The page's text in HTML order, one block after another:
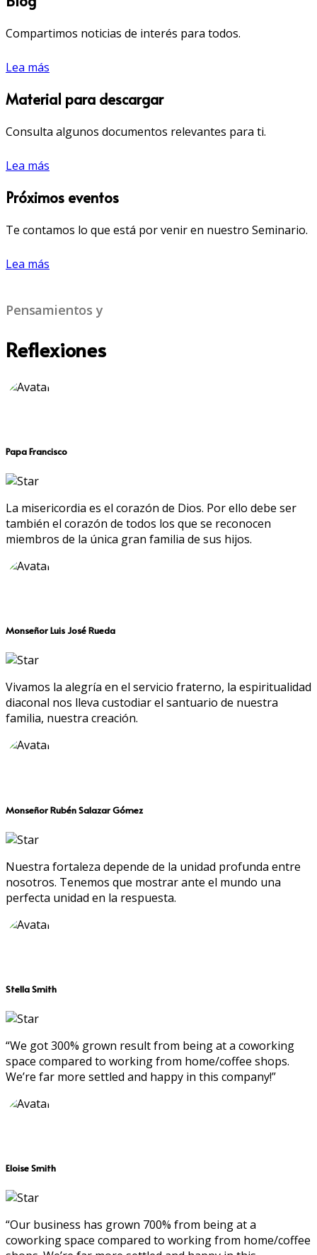
Compartimos noticias de interés para todos.
Lea más
Material para descargar
Consulta algunos documentos relevantes para ti.
Lea más
Próximos eventos
Te contamos lo que está por venir en nuestro Seminario.
Lea más
Pensamientos y
Reflexiones
Papa Francisco
La misericordia es el corazón de Dios. Por ello debe ser
también el corazón de todos los que se reconocen
miembros de la única gran familia de sus hijos.
Monseñor Luis José Rueda
Vivamos la alegría en el servicio fraterno, la espiritualidad
diaconal nos lleva custodiar el santuario de nuestra
familia, nuestra creación.
Monseñor Rubén Salazar Gómez
Nuestra fortaleza depende de la unidad profunda entre
nosotros. Tenemos que mostrar ante el mundo una
perfecta unidad en la respuesta.
Stella Smith
“We got 300% grown result from being at a coworking
space compared to working from home/coffee shops.
We’re far more settled and happy in this company!”
Eloise Smith
“Our business has grown 700% from being at a
coworking space compared to working from home/coffee